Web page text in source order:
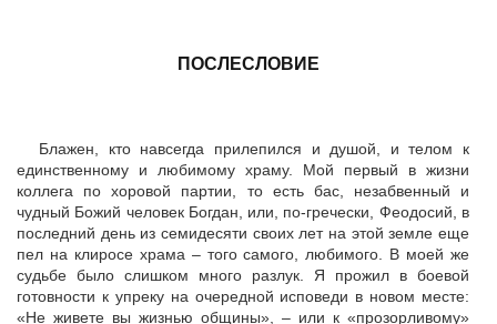
ПОСЛЕСЛОВИЕ
Блажен, кто навсегда прилепился и душой, и телом к
единственному и любимому храму. Мой первый в жизни
коллега по хоровой партии, то есть бас, незабвенный и
чудный Божий человек Богдан, или, по-гречески, Феодосий, в
последний день из семидесяти своих лет на этой земле еще
пел на клиросе храма – того самого, любимого. В моей же
судьбе было слишком много разлук. Я прожил в боевой
готовности к упреку на очередной исповеди в новом месте:
«Не живете вы жизнью общины», – или к «прозорливому»